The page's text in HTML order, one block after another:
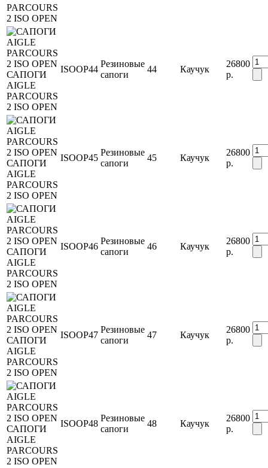
PARCOURS
2 ISO OPEN
САПОГИ
AIGLE
PARCOURS
2 ISO OPEN
ISOOP44
Резиновые
сапоги
44 Каучук
26800
р.
САПОГИ
AIGLE
PARCOURS
2 ISO OPEN
ISOOP45
Резиновые
сапоги
45 Каучук
26800
р.
САПОГИ
AIGLE
PARCOURS
2 ISO OPEN
ISOOP46
Резиновые
сапоги
46 Каучук
26800
р.
САПОГИ
AIGLE
PARCOURS
2 ISO OPEN
ISOOP47
Резиновые
сапоги
47 Каучук
26800
р.
САПОГИ
AIGLE
PARCOURS
2 ISO OPEN
ISOOP48
Резиновые
сапоги
48 Каучук
26800
р.